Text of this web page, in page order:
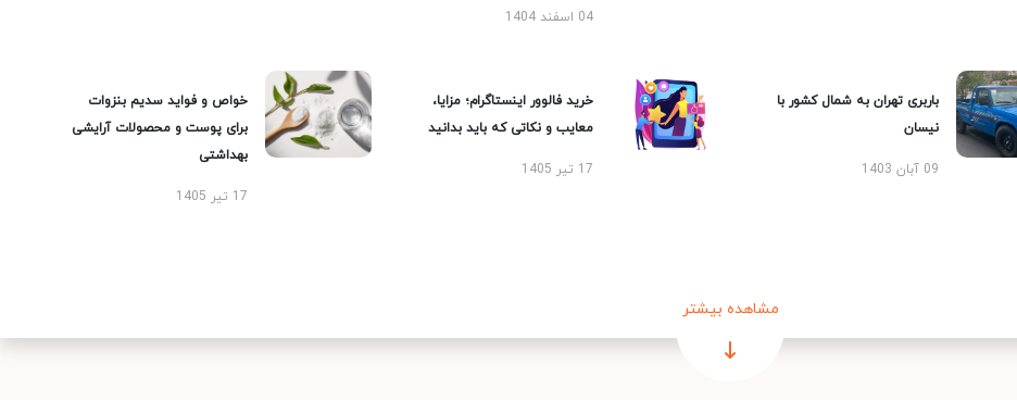
04 اسفند 1404
باربری تهران به شمال کشور با
نیسان
09 آبان 1403
خرید فالوور اینستاگرام؛ مزایا،
معایب و نکاتی که باید بدانید
17 تیر 1405
خواص و فواید سدیم بنزوات
برای پوست و محصولات آرایشی
بهداشتی
17 تیر 1405
مشاهده بیشتر